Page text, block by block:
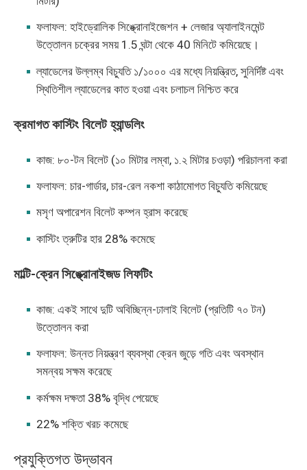
ফলাফল: হাইড্রোলিক সিঙ্ক্রোনাইজেশন + লেজার অ্যালাইনমেন্ট
উত্তোলন চক্রের সময় 1.5 ঘন্টা থেকে 40 মিনিটে কমিয়েছে।
ল্যাডেলের উল্লম্ব বিচ্যুতি ১/১০০০ এর মধ্যে নিয়ন্ত্রিত, সুনির্দিষ্ট এবং
স্থিতিশীল ল্যাডেলের কাত হওয়া এবং চলাচল নিশ্চিত করে
ক্রমাগত কাস্টিং বিলেট হ্যান্ডলিং
কাজ: ৮০-টন বিলেট (১০ মিটার লম্বা, ১.২ মিটার চওড়া) পরিচালনা করা
ফলাফল: চার-গার্ডার, চার-রেল নকশা কাঠামোগত বিচ্যুতি কমিয়েছে
মসৃণ অপারেশন বিলেট কম্পন হ্রাস করেছে
কাস্টিং ত্রুটির হার 28% কমেছে
মাল্টি-ক্রেন সিঙ্ক্রোনাইজড লিফটিং
কাজ: একই সাথে দুটি অবিচ্ছিন্ন-ঢালাই বিলেট (প্রতিটি ৭০ টন)
উত্তোলন করা
ফলাফল: উন্নত নিয়ন্ত্রণ ব্যবস্থা ক্রেন জুড়ে গতি এবং অবস্থান
সমন্বয় সক্ষম করেছে
কর্মক্ষম দক্ষতা 38% বৃদ্ধি পেয়েছে
22% শক্তি খরচ কমেছে
প্রযুক্তিগত উদ্ভাবন